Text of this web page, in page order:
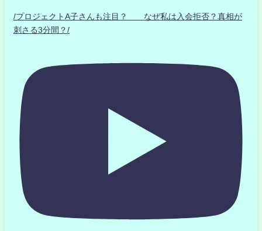
/プロジェクトA子さんも注目？ なぜ私は入会拒否？真相が
刺さる3分間？/